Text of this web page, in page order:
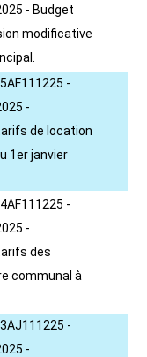
- Budget
modificative
-
-
de location
1er janvier
-
-
des
communal à
-
-